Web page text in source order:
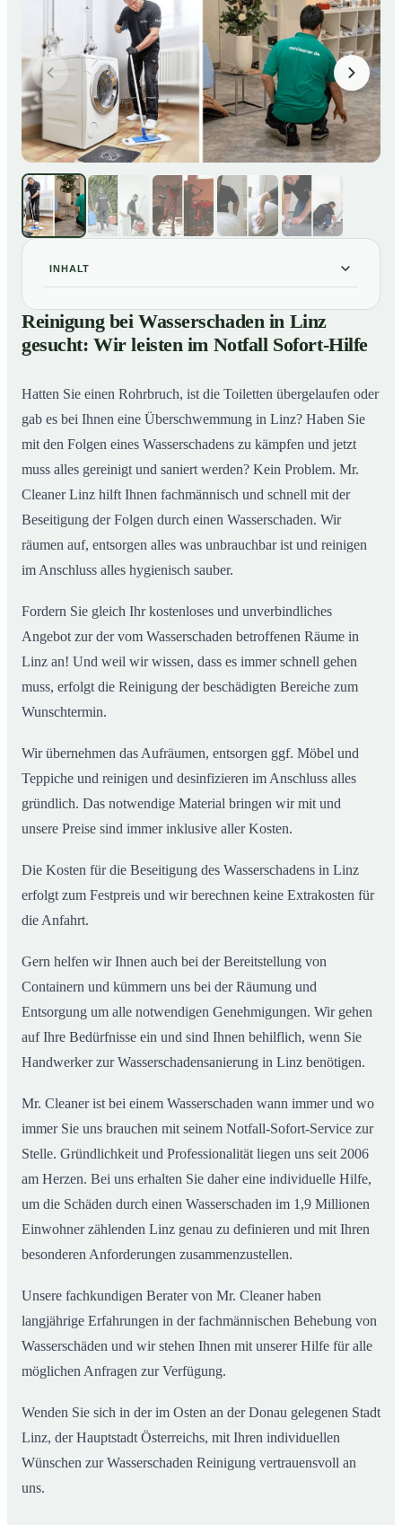
INHALT
01Reinigung bei Wasserschaden in Linz gesucht: Wir
leisten im Notfall Sofort-Hilfe
Reinigung bei Wasserschaden in Linz
gesucht: Wir leisten im Notfall Sofort-Hilfe
Hatten Sie einen Rohrbruch, ist die Toiletten übergelaufen oder
gab es bei Ihnen eine Überschwemmung in Linz? Haben Sie
mit den Folgen eines Wasserschadens zu kämpfen und jetzt
muss alles gereinigt und saniert werden? Kein Problem. Mr.
Cleaner Linz hilft Ihnen fachmännisch und schnell mit der
Beseitigung der Folgen durch einen Wasserschaden. Wir
räumen auf, entsorgen alles was unbrauchbar ist und reinigen
im Anschluss alles hygienisch sauber.
Fordern Sie gleich Ihr kostenloses und unverbindliches
Angebot zur der vom Wasserschaden betroffenen Räume in
Linz an! Und weil wir wissen, dass es immer schnell gehen
muss, erfolgt die Reinigung der beschädigten Bereiche zum
Wunschtermin.
Wir übernehmen das Aufräumen, entsorgen ggf. Möbel und
Teppiche und reinigen und desinfizieren im Anschluss alles
gründlich. Das notwendige Material bringen wir mit und
unsere Preise sind immer inklusive aller Kosten.
Die Kosten für die Beseitigung des Wasserschadens in Linz
erfolgt zum Festpreis und wir berechnen keine Extrakosten für
die Anfahrt.
Gern helfen wir Ihnen auch bei der Bereitstellung von
Containern und kümmern uns bei der Räumung und
Entsorgung um alle notwendigen Genehmigungen. Wir gehen
auf Ihre Bedürfnisse ein und sind Ihnen behilflich, wenn Sie
Handwerker zur Wasserschadensanierung in Linz benötigen.
Mr. Cleaner ist bei einem Wasserschaden wann immer und wo
immer Sie uns brauchen mit seinem Notfall-Sofort-Service zur
Stelle. Gründlichkeit und Professionalität liegen uns seit 2006
am Herzen. Bei uns erhalten Sie daher eine individuelle Hilfe,
um die Schäden durch einen Wasserschaden im 1,9 Millionen
Einwohner zählenden Linz genau zu definieren und mit Ihren
besonderen Anforderungen zusammenzustellen.
Unsere fachkundigen Berater von Mr. Cleaner haben
langjährige Erfahrungen in der fachmännischen Behebung von
Wasserschäden und wir stehen Ihnen mit unserer Hilfe für alle
möglichen Anfragen zur Verfügung.
Wenden Sie sich in der im Osten an der Donau gelegenen Stadt
Linz, der Hauptstadt Österreichs, mit Ihren individuellen
Wünschen zur Wasserschaden Reinigung vertrauensvoll an
uns.